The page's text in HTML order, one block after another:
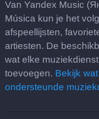
Van Yandex Music
Música kun je het
afspeellijsten,
artiesten. De
wat elke
toevoegen. Bekijk
ondersteunde